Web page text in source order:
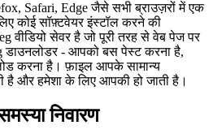
Safari, Edge जैसे सभी ब्राउज़रों में एक
कोई सॉफ़्टवेयर इंस्टॉल करने की
वीडियो सेवर है जो पूरी तरह से वेब पेज पर
डाउनलोडर - आपको बस पेस्ट करना है,
करना है। फ़ाइल आपके सामान्य
है और हमेशा के लिए आपकी हो जाती है।
निवारण